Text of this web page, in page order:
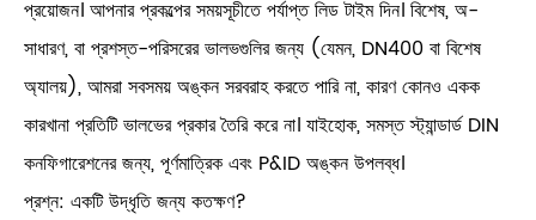
প্রয়োজন। আপনার প্রকল্পের সময়সূচীতে পর্যাপ্ত লিড টাইম দিন। বিশেষ, অ-
সাধারণ, বা প্রশস্ত-পরিসরের ভালভগুলির জন্য (যেমন, DN400 বা বিশেষ
অ্যালয়), আমরা সবসময় অঙ্কন সরবরাহ করতে পারি না, কারণ কোনও একক
কারখানা প্রতিটি ভালভের প্রকার তৈরি করে না। যাইহোক, সমস্ত স্ট্যান্ডার্ড DIN
কনফিগারেশনের জন্য, পূর্ণমাত্রিক এবং P&ID অঙ্কন উপলব্ধ।
প্রশ্ন: একটি উদ্ধৃতি জন্য কতক্ষণ?